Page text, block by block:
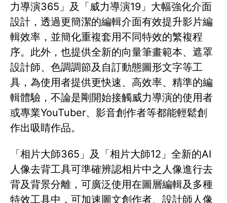
力導演365」及「威力導演19」大幅強化介面
設計，透過更簡潔的編輯介面有效提升影片編
輯效率，並簡化重複套用不同特效的繁複程
序。此外，也提供全新的向量筆畫範本、遮罩
設計師、色調調節及自訂動態圖形文字等工
具，為使用者提供更快速、高效率、精準的編
輯體驗，不論是剛開始接觸威力導演的使用者
或專業YouTuber、影音創作者等都能輕鬆創
作出吸睛作品。
「相片大師365」及「相片大師12」全新的AI
人像去背工具可準確辨認相片中之人像進行去
背及背景分離，可廣泛使用在圖層編輯及多種
特效工具中，可加速圖文創作者、設計師人像